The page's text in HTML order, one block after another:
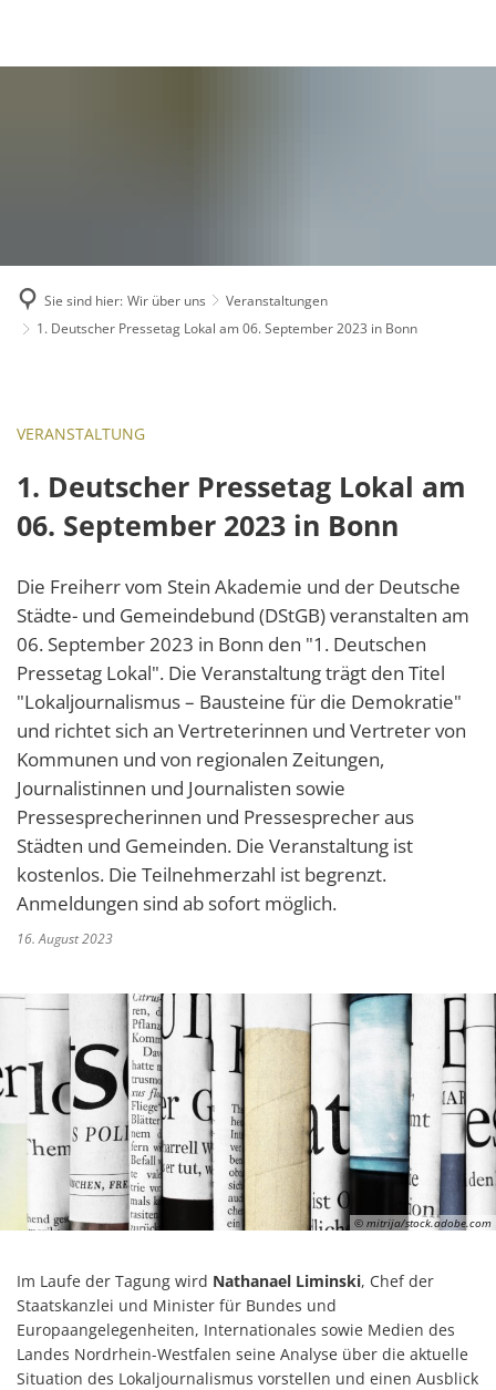
Mitglied werden
Mitgliederversammlung
Akademie aktuell
Sie sind hier: Wir über uns
Veranstaltungen
1. Deutscher Pressetag Lokal am 06. September 2023 in Bonn
VERANSTALTUNG
1. Deutscher Pressetag Lokal am
06. September 2023 in Bonn
Die Freiherr vom Stein Akademie und der Deutsche
Städte- und Gemeindebund (DStGB) veranstalten am
06. September 2023 in Bonn den "1. Deutschen
Pressetag Lokal". Die Veranstaltung trägt den Titel
"Lokaljournalismus – Bausteine für die Demokratie"
und richtet sich an Vertreterinnen und Vertreter von
Kommunen und von regionalen Zeitungen,
Journalistinnen und Journalisten sowie
Pressesprecherinnen und Pressesprecher aus
Städten und Gemeinden. Die Veranstaltung ist
kostenlos. Die Teilnehmerzahl ist begrenzt.
Anmeldungen sind ab sofort möglich.
16. August 2023
© mitrija/stock.adobe.com
Im Laufe der Tagung wird Nathanael Liminski, Chef der
Staatskanzlei und Minister für Bundes und
Europaangelegenheiten, Internationales sowie Medien des
Landes Nordrhein-Westfalen seine Analyse über die aktuelle
Situation des Lokaljournalismus vorstellen und einen Ausblick